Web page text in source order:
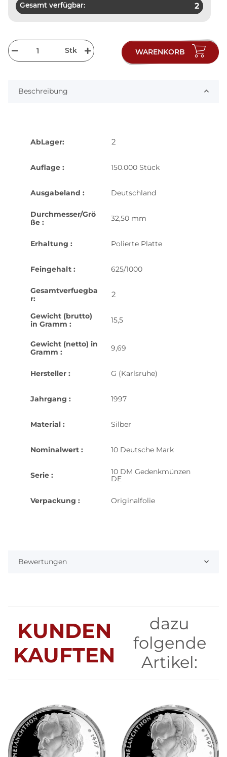
Gesamt verfügbar: 2
Stk WARENKORB
Beschreibung
AbLager: 2
Auflage : 150.000 Stück
Ausgabeland : Deutschland
Durchmesser/Grö
ße :
32,50 mm
Erhaltung : Polierte Platte
Feingehalt : 625/1000
Gesamtverfuegba
r:
2
Gewicht (brutto)
in Gramm :
15,5
Gewicht (netto) in
Gramm :
9,69
Hersteller : G (Karlsruhe)
Jahrgang : 1997
Material : Silber
Nominalwert : 10 Deutsche Mark
Serie : 10 DM Gedenkmünzen
DE
Verpackung : Originalfolie
Bewertungen
KUNDEN
KAUFTEN
dazu
folgende
Artikel: